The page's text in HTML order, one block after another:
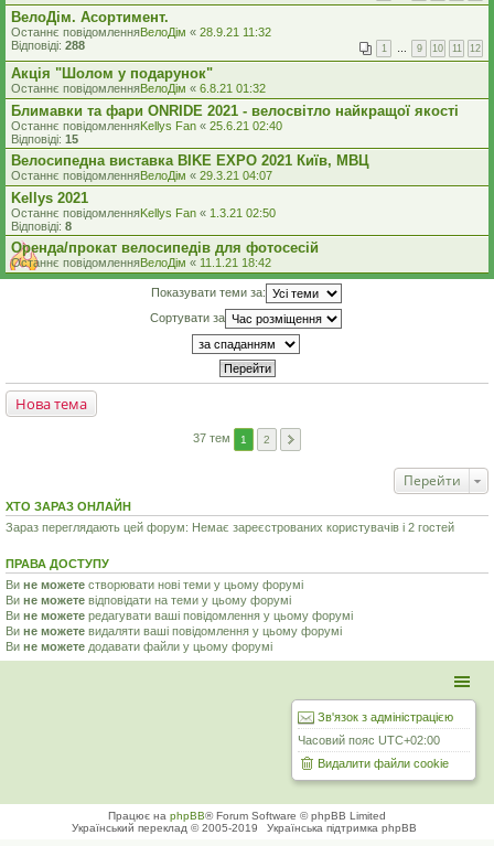
ВелоДім. Асортимент.
Останнє повідомленняВелоДім « 28.9.21 11:32
Відповіді: 288 1 … 9 10 11 12
Акція "Шолом у подарунок"
Останнє повідомленняВелоДім « 6.8.21 01:32
Блимавки та фари ONRIDE 2021 - велосвітло найкращої якості
Останнє повідомленняKellys Fan « 25.6.21 02:40
Відповіді: 15
Велосипедна виставка BIKE EXPO 2021 Київ, МВЦ
Останнє повідомленняВелоДім « 29.3.21 04:07
Kellys 2021
Останнє повідомленняKellys Fan « 1.3.21 02:50
Відповіді: 8
Оренда/прокат велосипедів для фотосесій
Останнє повідомленняВелоДім « 11.1.21 18:42
Показувати теми за:
Сортувати за
Нова тема
37 тем 1 2
Перейти
ХТО ЗАРАЗ ОНЛАЙН
Зараз переглядають цей форум: Немає зареєстрованих користувачів і 2 гостей
ПРАВА ДОСТУПУ
Ви не можете створювати нові теми у цьому форумі
Ви не можете відповідати на теми у цьому форумі
Ви не можете редагувати ваші повідомлення у цьому форумі
Ви не можете видаляти ваші повідомлення у цьому форумі
Ви не можете додавати файли у цьому форумі
Зв'язок з адміністрацією
Часовий пояс UTC+02:00
Видалити файли cookie
Працює на phpBB® Forum Software © phpBB Limited
Український переклад © 2005-2019
Українська підтримка phpBB